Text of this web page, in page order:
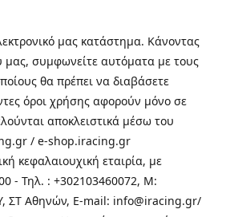
μας κατάστημα. Κάνοντας
μας, συμφωνείτε αυτόματα με τους
θα πρέπει να διαβάσετε
όροι χρήσης αφορούν μόνο σε
αποκλειστικά μέσω του
/ e-shop.iracing.gr
κεφαλαιουχική εταιρία, με
- Τηλ. : +302103460072, M:
ΣΤ Αθηνών, E-mail: info@iracing.gr/